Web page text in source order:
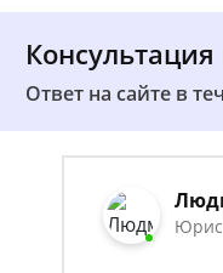
Ответ на сайте в